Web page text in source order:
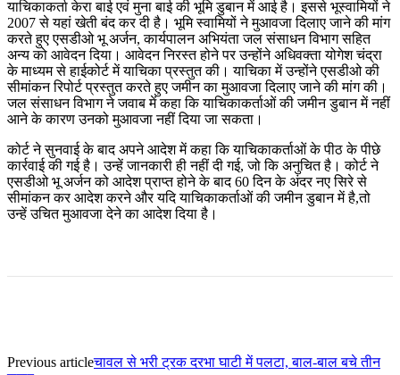
याचिकाकर्ता केरा बाई एवं मुना बाई की भूमि डुबान में आई है। इससे भूस्वामियों ने
2007 से यहां खेती बंद कर दी है। भूमि स्वामियों ने मुआवजा दिलाए जाने की मांग
करते हुए एसडीओ भू अर्जन, कार्यपालन अभियंता जल संसाधन विभाग सहित
अन्य को आवेदन दिया। आवेदन निरस्त होने पर उन्होंने अधिवक्ता योगेश चंद्रा
के माध्यम से हाईकोर्ट में याचिका प्रस्तुत की। याचिका में उन्होंने एसडीओ की
सीमांकन रिपोर्ट प्रस्तुत करते हुए जमीन का मुआवजा दिलाए जाने की मांग की।
जल संसाधन विभाग ने जवाब में कहा कि याचिकाकर्ताओं की जमीन डुबान में नहीं
आने के कारण उनको मुआवजा नहीं दिया जा सकता।
कोर्ट ने सुनवाई के बाद अपने आदेश में कहा कि याचिकाकर्ताओं के पीठ के पीछे
कार्रवाई की गई है। उन्हें जानकारी ही नहीं दी गई, जो कि अनुचित है। कोर्ट ने
एसडीओ भू अर्जन को आदेश प्राप्त होने के बाद 60 दिन के अंदर नए सिरे से
सीमांकन कर आदेश करने और यदि याचिकाकर्ताओं की जमीन डुबान में है,तो
उन्हें उचित मुआवजा देने का आदेश दिया है।
Previous articleचावल से भरी ट्रक दरभा घाटी में पलटा, बाल-बाल बचे तीन